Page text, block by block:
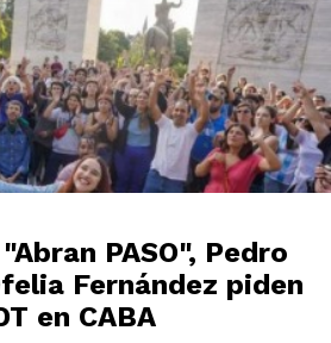
PASO", Pedro
Fernández piden
en CABA